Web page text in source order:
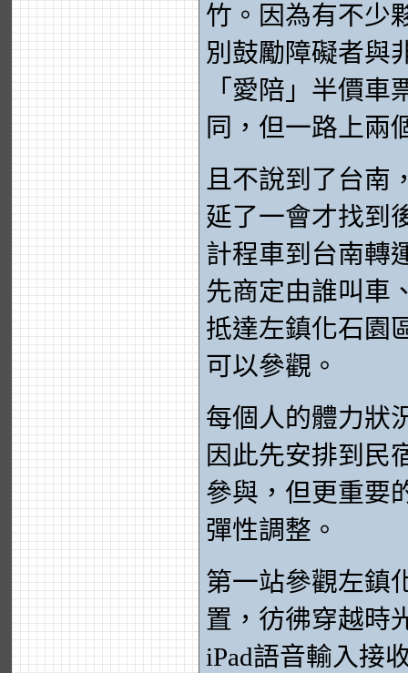
竹。因為有不少
別鼓勵障礙者與
「愛陪」半價
同，但一路上兩
且不說到了台南
延了一會才找到
計程車到台南轉
先商定由誰叫車
抵達左鎮化石園
可以參觀。
每個人的體力狀
因此先安排到民
參與，但更重要
彈性調整。
第一站參觀左鎮
置，彷彿穿越時
iPad語音輸入接